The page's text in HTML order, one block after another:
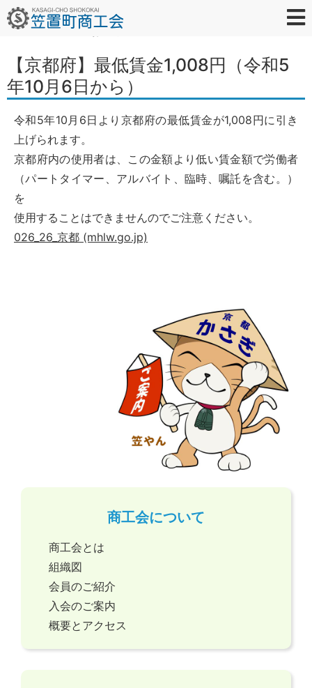
2022年10月4日お知らせ
【京都府】最低賃金1,008円（令和5
年10月6日から）
令和5年10月6日より京都府の最低賃金が1,008円に引き
上げられます。
京都府内の使用者は、この金額より低い賃金額で労働者
（パートタイマー、アルバイト、臨時、嘱託を含む。）
を
使用することはできませんのでご注意ください。
026_26_京都 (mhlw.go.jp)
商工会について
商工会とは
組織図
会員のご紹介
入会のご案内
概要とアクセス